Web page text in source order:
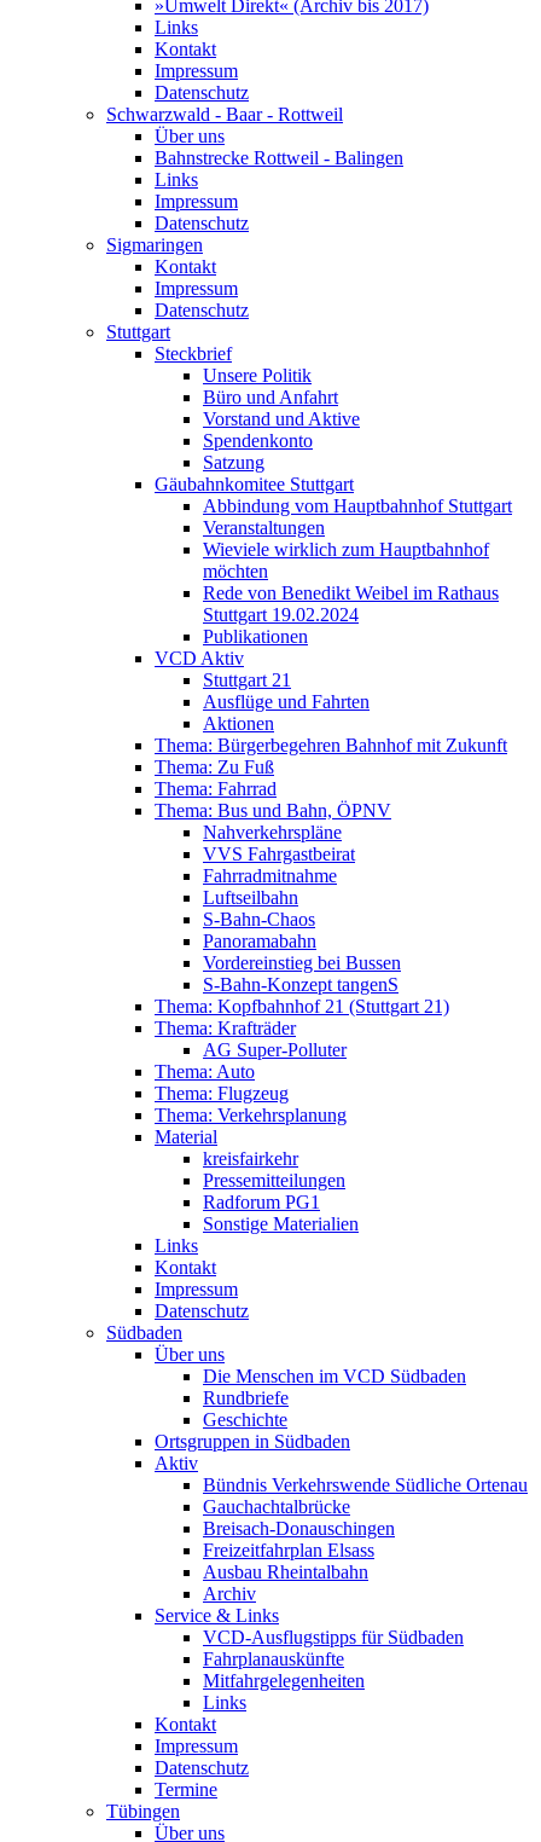
»Umwelt Direkt« (Archiv bis 2017)
Links
Kontakt
Impressum
Datenschutz
Schwarzwald - Baar - Rottweil
Über uns
Bahnstrecke Rottweil - Balingen
Links
Impressum
Datenschutz
Sigmaringen
Kontakt
Impressum
Datenschutz
Stuttgart
Steckbrief
Unsere Politik
Büro und Anfahrt
Vorstand und Aktive
Spendenkonto
Satzung
Gäubahnkomitee Stuttgart
Abbindung vom Hauptbahnhof Stuttgart
Veranstaltungen
Wieviele wirklich zum Hauptbahnhof
möchten
Rede von Benedikt Weibel im Rathaus
Stuttgart 19.02.2024
Publikationen
VCD Aktiv
Stuttgart 21
Ausflüge und Fahrten
Aktionen
Thema: Bürgerbegehren Bahnhof mit Zukunft
Thema: Zu Fuß
Thema: Fahrrad
Thema: Bus und Bahn, ÖPNV
Nahverkehrspläne
VVS Fahrgastbeirat
Fahrradmitnahme
Luftseilbahn
S-Bahn-Chaos
Panoramabahn
Vordereinstieg bei Bussen
S-Bahn-Konzept tangenS
Thema: Kopfbahnhof 21 (Stuttgart 21)
Thema: Krafträder
AG Super-Polluter
Thema: Auto
Thema: Flugzeug
Thema: Verkehrsplanung
Material
kreisfairkehr
Pressemitteilungen
Radforum PG1
Sonstige Materialien
Links
Kontakt
Impressum
Datenschutz
Südbaden
Über uns
Die Menschen im VCD Südbaden
Rundbriefe
Geschichte
Ortsgruppen in Südbaden
Aktiv
Bündnis Verkehrswende Südliche Ortenau
Gauchachtalbrücke
Breisach-Donauschingen
Freizeitfahrplan Elsass
Ausbau Rheintalbahn
Archiv
Service & Links
VCD-Ausflugstipps für Südbaden
Fahrplanauskünfte
Mitfahrgelegenheiten
Links
Kontakt
Impressum
Datenschutz
Termine
Tübingen
Über uns